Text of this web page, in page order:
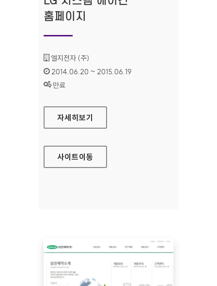
홈페이지
기관명 :
엘지전자 (주)
인증기간 :
2014.06.20 ~ 2015.06.19
상태 :
만료
LG 시스템 에어컨 홈페이지
자세히보기
사이트이동